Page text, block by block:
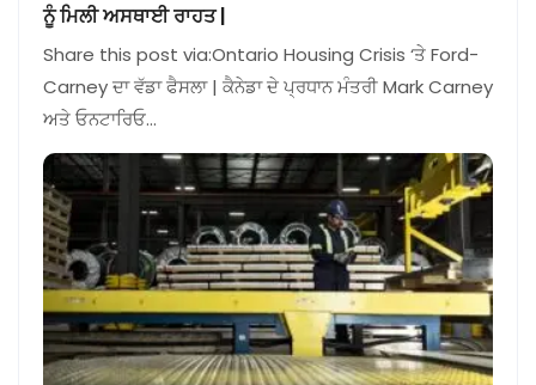
ਨੂੰ ਮਿਲੀ ਅਸਥਾਈ ਰਾਹਤ |
Share this post via:Ontario Housing Crisis ‘ਤੇ Ford-
Carney ਦਾ ਵੱਡਾ ਫੈਸਲਾ | ਕੈਨੇਡਾ ਦੇ ਪ੍ਰਧਾਨ ਮੰਤਰੀ Mark Carney
ਅਤੇ ਓਨਟਾਰਿਓ…